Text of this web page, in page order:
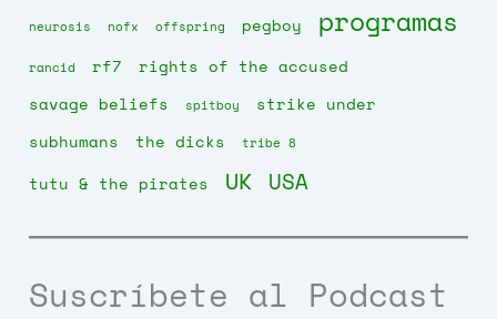
neurosis nofx offspring pegboy programas
rancid rf7
rights of the accused
savage beliefs
spitboy
strike under
subhumans
the dicks tribe 8
tutu & the pirates UK USA
Suscríbete al Podcast